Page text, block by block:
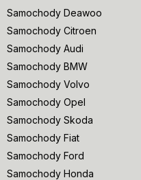
Samochody Deawoo
Samochody Citroen
Samochody Audi
Samochody BMW
Samochody Volvo
Samochody Opel
Samochody Skoda
Samochody Fiat
Samochody Ford
Samochody Honda